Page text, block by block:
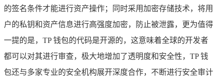
的签名条件才能进行资产操作；同时采用加密存储技术，将用
户的私钥和资产信息进行高强度加密，防止被泄露，更为值得
一提的是，TP 钱包的代码是开源的，这意味着全球的开发者
都可以对其进行审查，极大地增加了透明度和安全性，TP 钱
包还与多家专业的安全机构展开深度合作，不断进行安全审计